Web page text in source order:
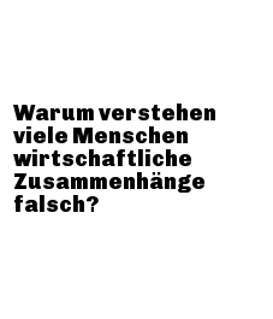
Warum verstehen
viele Menschen
wirtschaftliche
Zusammenhänge
falsch?